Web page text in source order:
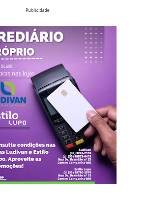
Publicidade